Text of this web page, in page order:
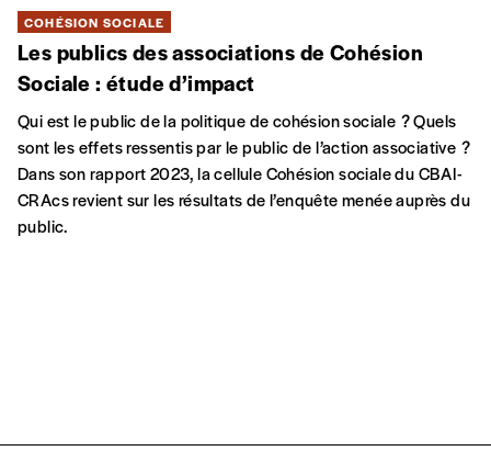
COHÉSION SOCIALE
Les publics des associations de Cohésion
Sociale : étude d’impact
Qui est le public de la politique de cohésion sociale ? Quels
sont les effets ressentis par le public de l’action associative ?
Dans son rapport 2023, la cellule Cohésion sociale du CBAI-
CRAcs revient sur les résultats de l’enquête menée auprès du
public.